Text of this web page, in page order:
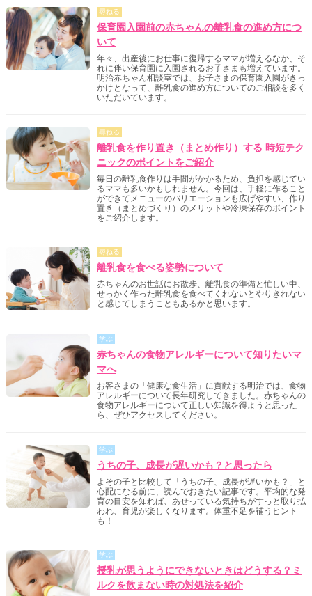
尋ねる
保育園入園前の赤ちゃんの離乳食の進め方につ
いて
年々、出産後にお仕事に復帰するママが増えるなか、そ
れに伴い保育園に入園されるお子さまも増えています。
明治赤ちゃん相談室では、お子さまの保育園入園がきっ
かけとなって、離乳食の進め方についてのご相談を多く
いただいています。
尋ねる
離乳食を作り置き（まとめ作り）する 時短テク
ニックのポイントをご紹介
毎日の離乳食作りは手間がかかるため、負担を感じてい
るママも多いかもしれません。今回は、手軽に作ること
ができてメニューのバリエーションも広げやすい、作り
置き（まとめづくり）のメリットや冷凍保存のポイント
をご紹介します。
尋ねる
離乳食を食べる姿勢について
赤ちゃんのお世話にお散歩、離乳食の準備と忙しい中、
せっかく作った離乳食を食べてくれないとやりきれない
と感じてしまうこともあるかと思います。
学ぶ
赤ちゃんの食物アレルギーについて知りたいマ
マへ
お客さまの「健康な食生活」に貢献する明治では、食物
アレルギーについて長年研究してきました。赤ちゃんの
食物アレルギーについて正しい知識を得ようと思った
ら、ぜひアクセスしてください。
学ぶ
うちの子、成長が遅いかも？と思ったら
よその子と比較して「うちの子、成長が遅いかも？」と
心配になる前に、読んでおきたい記事です。平均的な発
育の目安を知れば、あせっている気持ちがすっと取り払
われ、育児が楽しくなります。体重不足を補うヒント
も！
学ぶ
授乳が思うようにできないときはどうする？ミ
ルクを飲まない時の対処法を紹介